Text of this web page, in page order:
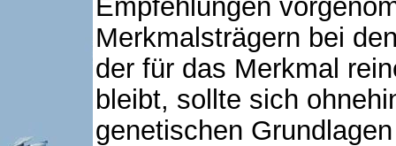
Empfehlungen
Merkmalsträgern bei
der für das Merkmal
bleibt, sollte sich
genetischen